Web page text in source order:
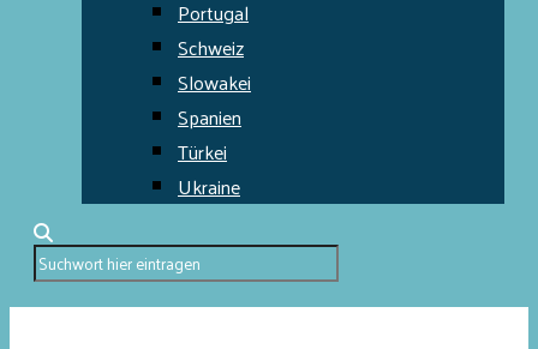
Portugal
Schweiz
Slowakei
Spanien
Türkei
Ukraine